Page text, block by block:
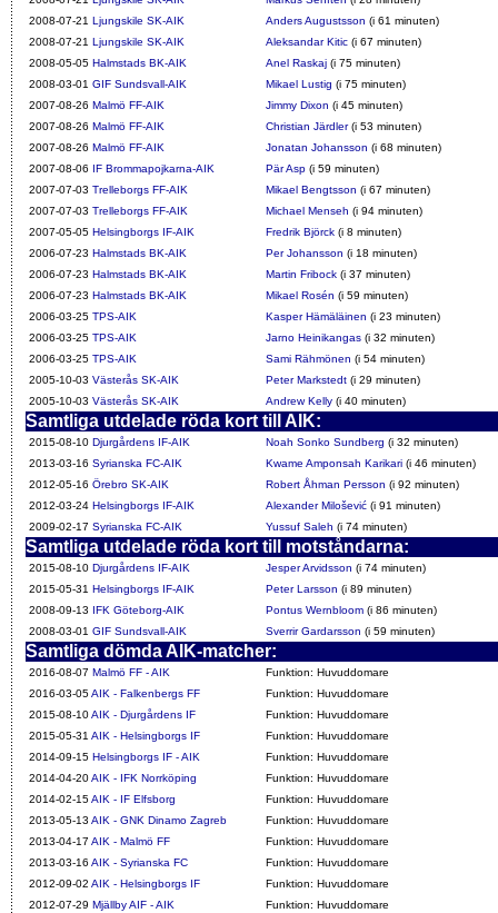
2008-07-21 Ljungskile SK-AIK Anders Augustsson (i 61 minuten)
2008-07-21 Ljungskile SK-AIK Aleksandar Kitic (i 67 minuten)
2008-05-05 Halmstads BK-AIK Anel Raskaj (i 75 minuten)
2008-03-01 GIF Sundsvall-AIK Mikael Lustig (i 75 minuten)
2007-08-26 Malmö FF-AIK Jimmy Dixon (i 45 minuten)
2007-08-26 Malmö FF-AIK Christian Järdler(i 53 minuten)
2007-08-26 Malmö FF-AIK Jonatan Johansson (i 68 minuten)
2007-08-06 IF Brommapojkarna-AIK Pär Asp (i 59 minuten)
2007-07-03 Trelleborgs FF-AIK Mikael Bengtsson (i 67 minuten)
2007-07-03 Trelleborgs FF-AIK Michael Menseh (i 94 minuten)
2007-05-05 Helsingborgs IF-AIK Fredrik Björck (i 8 minuten)
2006-07-23 Halmstads BK-AIK Per Johansson (i 18 minuten)
2006-07-23 Halmstads BK-AIK Martin Fribock (i 37 minuten)
2006-07-23 Halmstads BK-AIK Mikael Rosén (i 59 minuten)
2006-03-25 TPS-AIK Kasper Hämäläinen (i 23 minuten)
2006-03-25 TPS-AIK Jarno Heinikangas (i 32 minuten)
2006-03-25 TPS-AIK Sami Rähmönen (i 54 minuten)
2005-10-03 Västerås SK-AIK Peter Markstedt (i 29 minuten)
2005-10-03 Västerås SK-AIK Andrew Kelly (i 40 minuten)
Samtliga utdelade röda kort till AIK:
2015-08-10 Djurgårdens IF-AIK Noah Sonko Sundberg (i 32 minuten)
2013-03-16 Syrianska FC-AIK Kwame Amponsah Karikari (i 46 minuten)
2012-05-16 Örebro SK-AIK Robert Åhman Persson (i 92 minuten)
2012-03-24 Helsingborgs IF-AIK Alexander Milošević (i 91 minuten)
2009-02-17 Syrianska FC-AIK Yussuf Saleh (i 74 minuten)
Samtliga utdelade röda kort till motståndarna:
2015-08-10 Djurgårdens IF-AIK Jesper Arvidsson (i 74 minuten)
2015-05-31 Helsingborgs IF-AIK Peter Larsson (i 89 minuten)
2008-09-13 IFK Göteborg-AIK Pontus Wernbloom (i 86 minuten)
2008-03-01 GIF Sundsvall-AIK Sverrir Gardarsson (i 59 minuten)
Samtliga dömda AIK-matcher:
2016-08-07 Malmö FF - AIK
Funktion: Huvuddomare
2016-03-05AIK - Falkenbergs FF
Funktion: Huvuddomare
2015-08-10AIK - Djurgårdens IF
Funktion: Huvuddomare
2015-05-31 AIK - Helsingborgs IF
Funktion: Huvuddomare
2014-09-15 Helsingborgs IF - AIK
Funktion: Huvuddomare
2014-04-20AIK - IFK Norrköping
Funktion: Huvuddomare
2014-02-15AIK - IF Elfsborg
Funktion: Huvuddomare
2013-05-13 AIK - GNK Dinamo Zagreb
Funktion: Huvuddomare
2013-04-17 AIK - Malmö FF
Funktion: Huvuddomare
2013-03-16 AIK - Syrianska FC
Funktion: Huvuddomare
2012-09-02 AIK - Helsingborgs IF
Funktion: Huvuddomare
2012-07-29 Mjällby AIF - AIK
Funktion: Huvuddomare